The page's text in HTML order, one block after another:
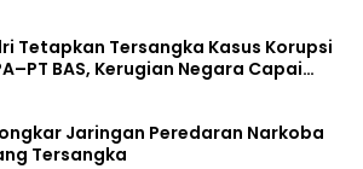
Tetapkan Tersangka Kasus Korupsi
BAS, Kerugian Negara Capai
Jaringan Peredaran Narkoba
Tersangka